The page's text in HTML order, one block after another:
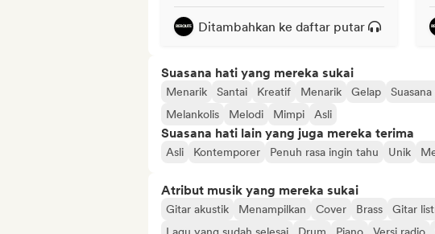
Ditambahkan ke daftar putar
Suasana hati yang mereka sukai
Menarik Santai Kreatif Menarik Gelap
Melankolis
Melodi Mimpi Asli
Suasana hati lain yang juga mereka terima
Asli Kontemporer Penuh rasa ingin tahu Unik
Atribut musik yang mereka sukai
Gitar akustik Menampilkan Cover Brass Gitar